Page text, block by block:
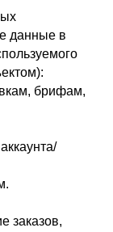
данные в
брифам,
заказов,